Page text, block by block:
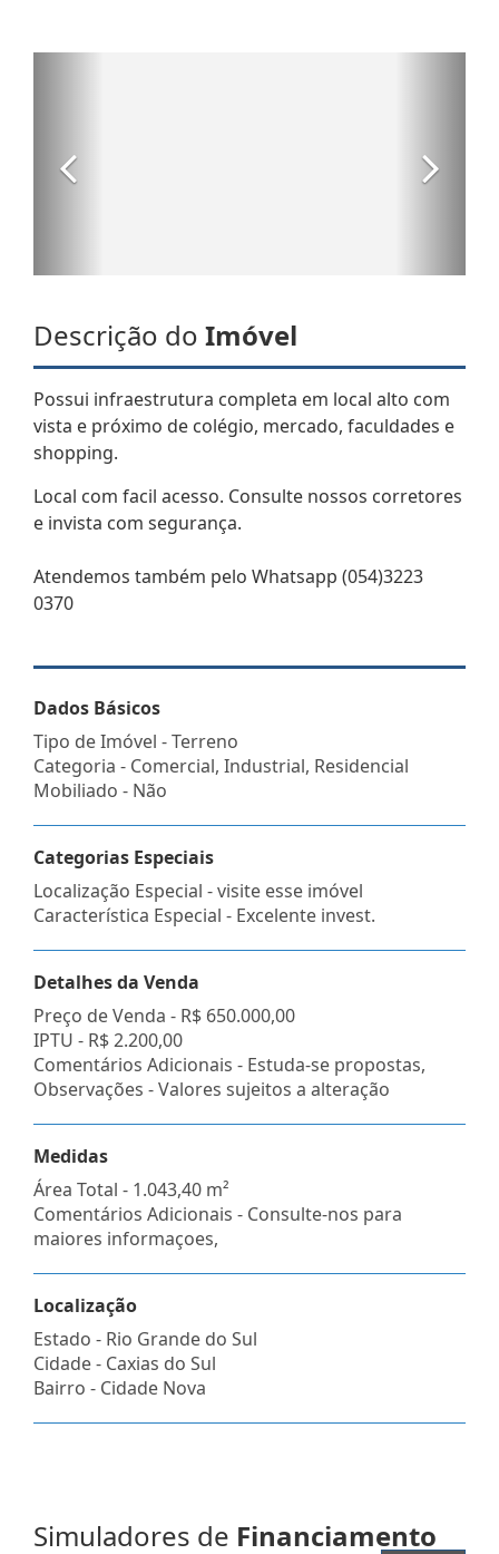
Descrição do Imóvel
Possui infraestrutura completa em local alto com
vista e próximo de colégio, mercado, faculdades e
shopping.
Local com facil acesso. Consulte nossos corretores
e invista com segurança.
Atendemos também pelo Whatsapp (054)3223
0370
Dados Básicos
Tipo de Imóvel - Terreno
Categoria - Comercial, Industrial, Residencial
Mobiliado - Não
Categorias Especiais
Localização Especial - visite esse imóvel
Característica Especial - Excelente invest.
Detalhes da Venda
Preço de Venda - R$ 650.000,00
IPTU - R$ 2.200,00
Comentários Adicionais - Estuda-se propostas,
Observações - Valores sujeitos a alteração
Medidas
Área Total - 1.043,40 m²
Comentários Adicionais - Consulte-nos para
maiores informaçoes,
Localização
Estado - Rio Grande do Sul
Cidade - Caxias do Sul
Bairro - Cidade Nova
Simuladores de Financiamento